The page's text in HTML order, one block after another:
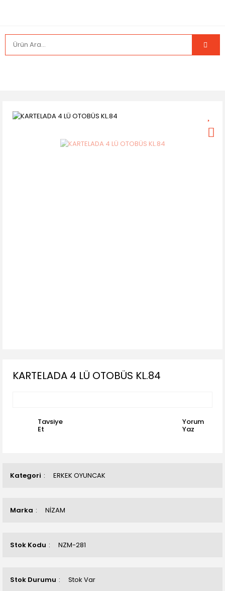
Kategori ERKEK OYUNCAK
Marka NİZAM
Stok Kodu NZM-281
Stok Durumu Stok Var
KARTELADA 4 LÜ OTOBÜS KL.84
Tavsiye
Et
Yorum
Yaz